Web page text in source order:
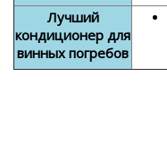
Лучший
кондиционер для
винных погребов